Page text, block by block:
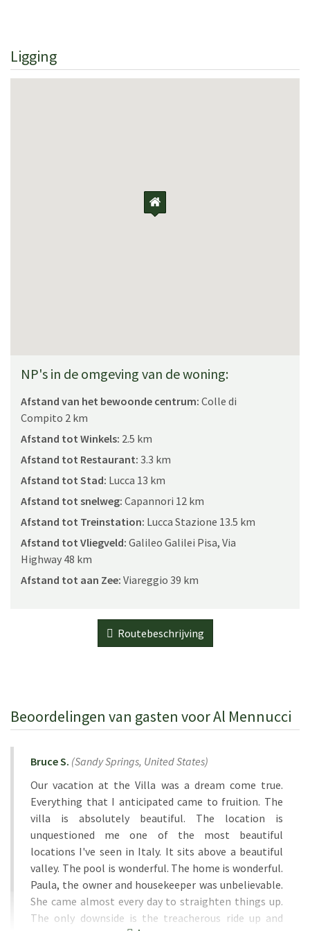
Ligging
NP's in de omgeving van de woning:
Afstand van het bewoonde centrum: Colle di
Compito 2 km
Afstand tot Winkels: 2.5 km
Afstand tot Restaurant: 3.3 km
Afstand tot Stad: Lucca 13 km
Afstand tot snelweg: Capannori 12 km
Afstand tot Treinstation: Lucca Stazione 13.5 km
Afstand tot Vliegveld: Galileo Galilei Pisa, Via
Highway 48 km
Afstand tot aan Zee: Viareggio 39 km
Routebeschrijving
Beoordelingen van gasten voor Al Mennucci
Bruce S. (Sandy Springs, United States)
Our vacation at the Villa was a dream come true.
Everything that I anticipated came to fruition. The
villa is absolutely beautiful. The location is
unquestioned me one of the most beautiful
locations I've seen in Italy. It sits above a beautiful
valley. The pool is wonderful. The home is wonderful.
Paula, the owner and housekeeper was unbelievable.
She came almost every day to straighten things up.
The only downside is the treacherous ride up and